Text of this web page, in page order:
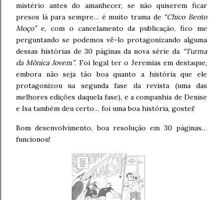
mistério antes do amanhecer, se não quiserem ficar
presos lá para sempre… é muito trama de “Chico Bento
Moço”e, com o cancelamento da publicação, fico me
perguntando se podemos vê-lo protagonizando alguma
dessas histórias de 30 páginas da nova série da “Turma
da Mônica Jovem”. Foi legal ter o Jeremias em destaque,
embora não seja tão boa quanto a história que ele
protagonizou na segunda fase da revista (uma das
melhores edições daquela fase), e a companhia de Denise
e Isa também deu certo… foi uma boa história, gostei!
Bom desenvolvimento, boa resolução em 30 páginas…
funcionou!